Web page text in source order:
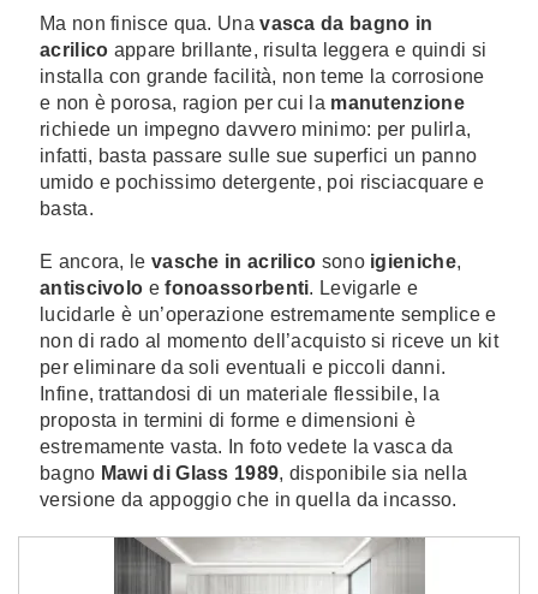
Ma non finisce qua. Unavasca da bagno in
acrilico appare brillante, risulta leggera e quindi si
installa con grande facilità, non teme la corrosione
e non è porosa, ragion per cui la manutenzione
richiede un impegno davvero minimo: per pulirla,
infatti, basta passare sulle sue superfici un panno
umido e pochissimo detergente, poi risciacquare e
basta.
E ancora, le vasche in acrilico sono igieniche,
antiscivolo efonoassorbenti. Levigarle e
lucidarle è un’operazione estremamente semplice e
non di rado al momento dell’acquisto si riceve un kit
per eliminare da soli eventuali e piccoli danni.
Infine, trattandosi di un materiale flessibile, la
proposta in termini di forme e dimensioni è
estremamente vasta. In foto vedete la vasca da
bagno Mawi di Glass 1989, disponibile sia nella
versione da appoggio che in quella da incasso.